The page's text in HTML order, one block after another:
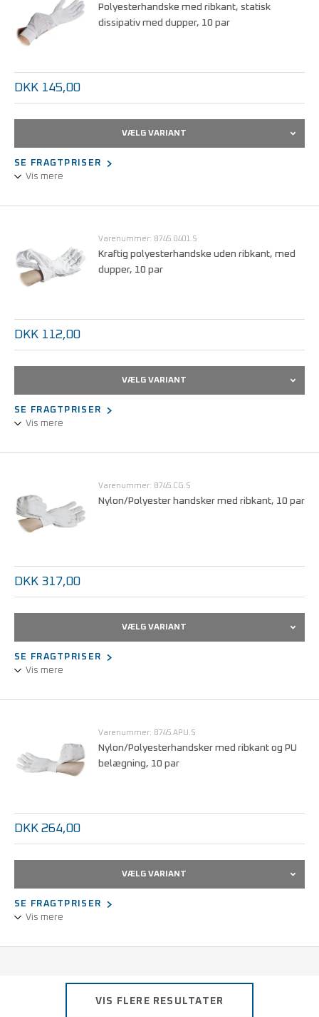
Polyesterhandske med ribkant, statisk
dissipativ med dupper, 10 par
DKK 145,00
VÆLG VARIANT
SE FRAGTPRISER
Vis mere
Størrelser fra S - XL.
Varenummer: 8745.0401.S
Kraftig polyesterhandske uden ribkant, med
dupper, 10 par
DKK 112,00
VÆLG VARIANT
SE FRAGTPRISER
Vis mere
Størrelser fra S - XL
Varenummer: 8745.CG.S
Nylon/Polyester handsker med ribkant, 10 par
DKK 317,00
VÆLG VARIANT
SE FRAGTPRISER
Vis mere
Størrelser fra S - L.
Varenummer: 8745.APU.S
Nylon/Polyesterhandsker med ribkant og PU
belægning, 10 par
DKK 264,00
VÆLG VARIANT
SE FRAGTPRISER
Vis mere
Med ribkant.
VIS FLERE RESULTATER